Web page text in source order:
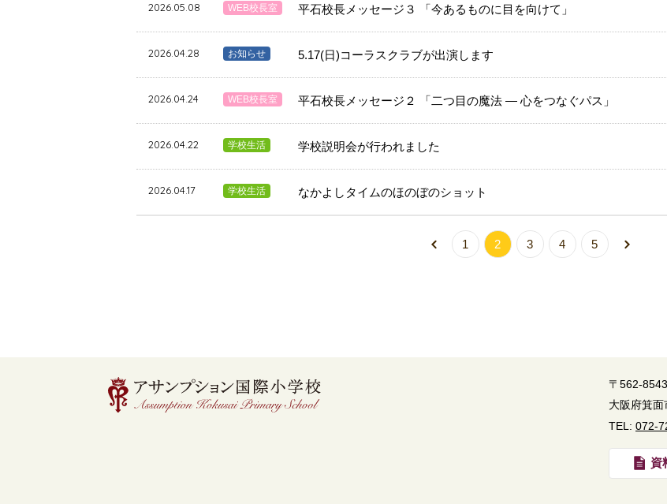
2026.05.08 WEB校長室 平石校長メッセージ３ 「今あるものに目を向けて」
2026.04.28 お知らせ 5.17(日)コーラスクラブが出演します
2026.04.24 WEB校長室 平石校長メッセージ２ 「二つ目の魔法 ― 心をつなぐパス」
2026.04.22 学校生活 学校説明会が行われました
2026.04.17 学校生活 なかよしタイムのほのぼのショット
1 2 3 4 5
〒562-8543
大阪府箕
TEL: 072-
資